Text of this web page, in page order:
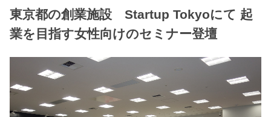
東京都の創業施設 Startup Tokyoにて 起
業を目指す女性向けのセミナー登壇